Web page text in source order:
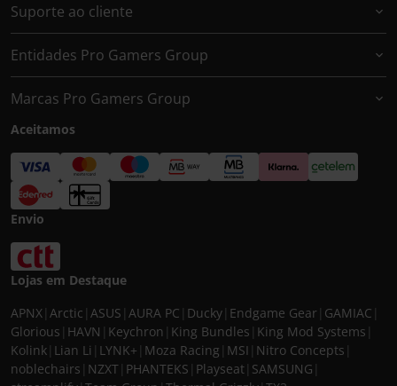
Suporte ao cliente
Entidades Pro Gamers Group
Marcas Pro Gamers Group
Aceitamos
Envio
Lojas em Destaque
APNX Arctic ASUS AURA PC Ducky Endgame Gear GAMIAC
Glorious HAVN Keychron King Bundles King Mod Systems
Kolink Lian Li LYNK+ Moza Racing MSI Nitro Concepts
noblechairs NZXT PHANTEKS Playseat SAMSUNG